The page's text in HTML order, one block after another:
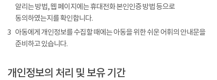
알리는 방법, 웹 페이지에는 휴대전화 본인인증 방법 등으로
동의하였는지를 확인합니다.
3 아동에게 개인정보를 수집할 때에는 아동을 위한 쉬운 어휘의 안내문을
준비하고 있습니다.
개인정보의 처리 및 보유 기간